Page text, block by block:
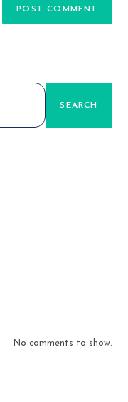
SEARCH
No comments to show.